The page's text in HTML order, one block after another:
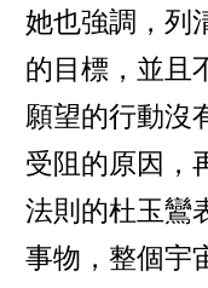
她也強調，列
的目標，並且
願望的行動沒
受阻的原因，
法則的杜玉鸞
事物，整個宇